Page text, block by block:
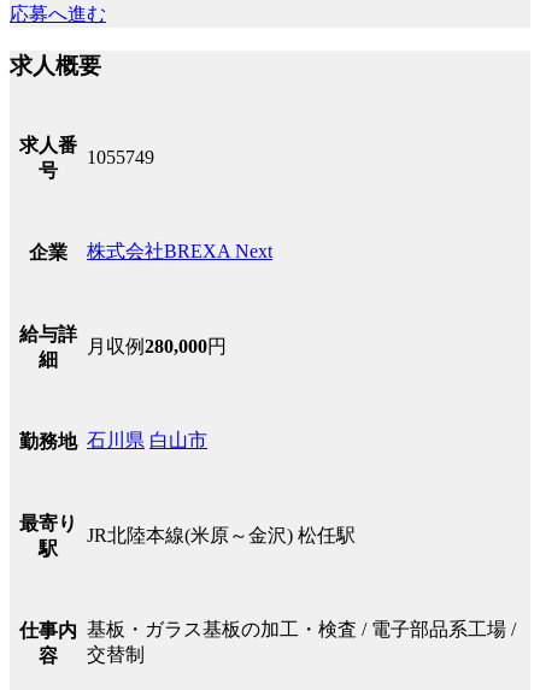
応募へ進む
求人概要
求人番
号
1055749
企業 株式会社BREXA Next
給与詳
細
月収例280,000円
勤務地 石川県 白山市
最寄り
駅
JR北陸本線(米原～金沢) 松任駅
仕事内
容
基板・ガラス基板の加工・検査 / 電子部品系工場 /
交替制